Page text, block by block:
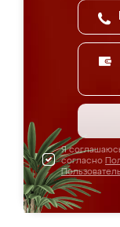
Я
согласно